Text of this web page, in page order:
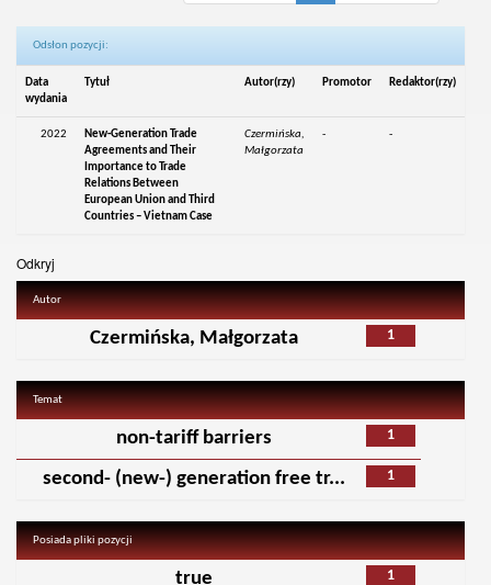
Odsłon pozycji:
Data
wydania
Tytuł Autor(rzy) Promotor Redaktor(rzy)
2022
New-Generation Trade
Agreements and Their
Importance to Trade
Relations Between
European Union and Third
Countries – Vietnam Case
Czermińska,
Małgorzata
- -
Odkryj
Autor
1
Czermińska, Małgorzata
Temat
1
non-tariff barriers
1
second- (new-) generation free tr...
Posiada pliki pozycji
1
true